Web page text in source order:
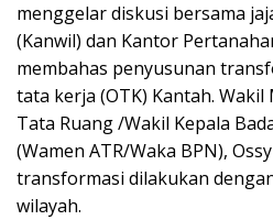
menggelar diskusi bersama
(Kanwil) dan Kantor
membahas penyusunan
tata kerja (OTK) Kantah.
Tata Ruang /Wakil Kepala
(Wamen ATR/Waka BPN),
transformasi dilakukan
wilayah.